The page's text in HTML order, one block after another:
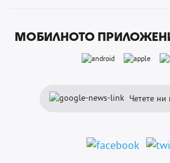
МОБИЛНОТО
Четете ни